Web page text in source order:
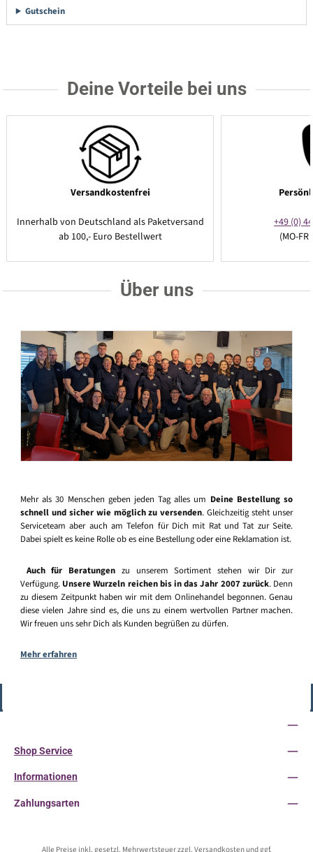
Gutschein
Deine Vorteile bei uns
Versandkostenfrei
Innerhalb von Deutschland als Paketversand
ab 100,- Euro Bestellwert
+49 (0)
(MO-
Über uns
Mehr als 30 Menschen geben jeden Tag alles um Deine Bestellung so
schnell und sicher wie möglich zu versenden. Gleichzeitig steht unser
Serviceteam aber auch am Telefon für Dich mit Rat und Tat zur Seite.
Dabei spielt es keine Rolle ob es eine Bestellung oder eine Reklamation ist.
Auch für Beratungen zu unserem Sortiment stehen wir Dir zur
Verfügung. Unsere Wurzeln reichen bis in das Jahr 2007 zurück. Denn
zu diesem Zeitpunkt haben wir mit dem Onlinehandel begonnen. Genau
diese vielen Jahre sind es, die uns zu einem wertvollen Partner machen.
Wir freuen uns sehr Dich als Kunden begrüßen zu dürfen.
Mehr erfahren
Shop Service
Informationen
Zahlungsarten
Alle Preise inkl. gesetzl. Mehrwertsteuer zzgl. Versandkostenund ggf.